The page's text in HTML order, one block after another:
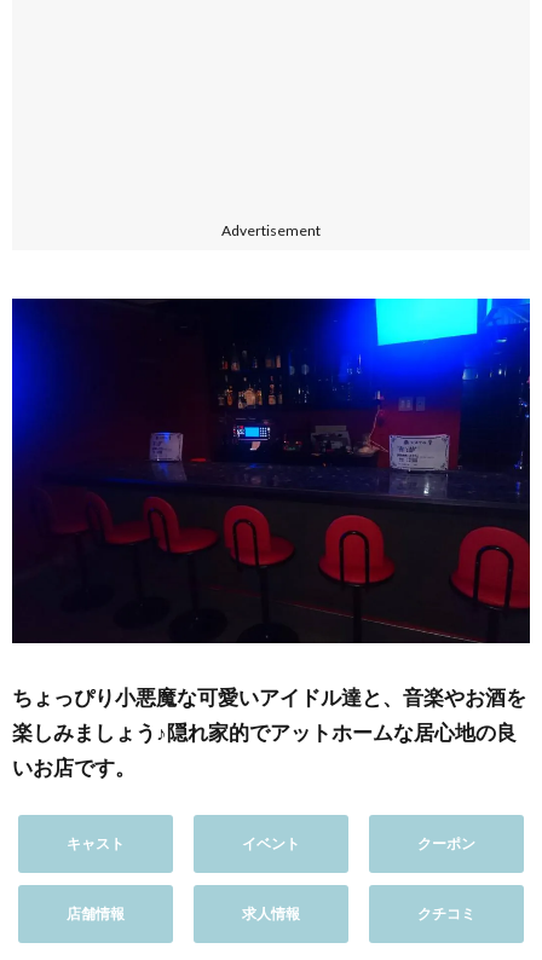
Advertisement
ちょっぴり小悪魔な可愛いアイドル達と、音楽やお酒を
楽しみましょう♪隠れ家的でアットホームな居心地の良
いお店です。
キャスト イベント クーポン
店舗情報 求人情報 クチコミ